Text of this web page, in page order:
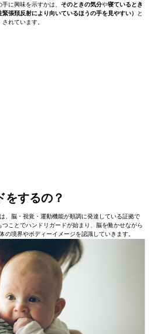
に興味を示すかは、 そのときの気分や寝ているとき
張頚反射により向いているほうの手を見やすい）
と
されています。
をするの？
、脳・視覚・運動機能が順調に発達している証拠で
ことでハンドリガードが始まり、脳を働かせながら
の境界やボディーイメージを認識していきます。